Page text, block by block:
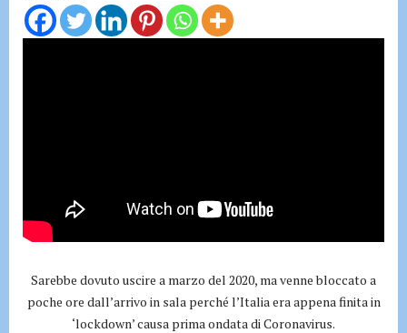
o
Sarebbe dovuto uscire a marzo del 2020, ma venne bloccato a
poche ore dall’arrivo in sala perché l’Italia era appena finita in
‘lockdown’ causa prima ondata di Coronavirus.